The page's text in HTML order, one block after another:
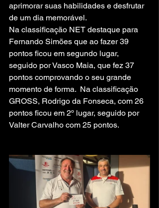
aprimorar suas habilidades e desfrutar
de um dia memorável.
Na classificação NET destaque para
Fernando Simões que ao fazer 39
pontos ficou em segundo lugar,
seguido por Vasco Maia, que fez 37
pontos comprovando o seu grande
momento de forma.  Na classificação
GROSS, Rodrigo da Fonseca, com 26
pontos ficou em 2º lugar, seguido por
Valter Carvalho com 25 pontos.